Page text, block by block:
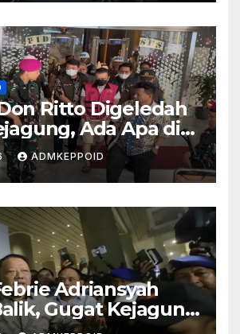
Ritto Digeledah
Ada Apa di
TPPU Febrie?
ADMKEPPOID
Adriansyah
Gugat Kejagung
Tipidkor Polri